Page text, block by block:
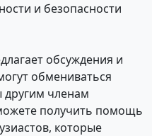
и безопасности
обсуждения и
обмениваться
другим членам
получить помощь
которые